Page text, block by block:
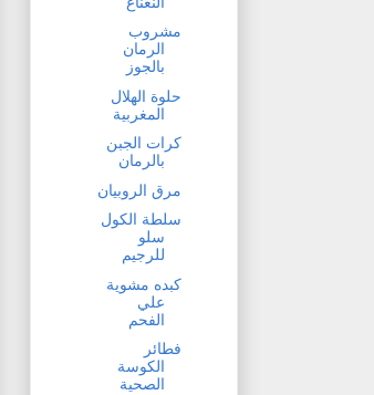
مشروب
الرمان
بالجوز
حلوة الهلال
المغربية
كرات الجبن
بالرمان
مرق الروبيان
سلطة الكول
سلو
للرجيم
كبده مشوية
علي
الفحم
فطائر
الكوسة
الصحية